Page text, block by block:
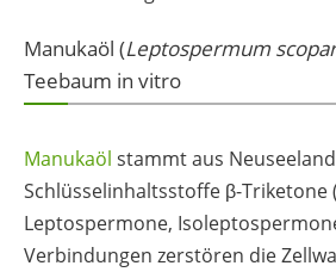
Manukaöl (Leptospermum
Teebaum in vitro
Manukaöl stammt aus
Schlüsselinhaltsstoffe β-Triketone
Leptospermone,
Verbindungen zerstören die